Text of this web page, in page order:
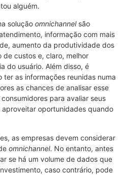
alguém.
solução omnichannelsão
informação com mais
aumento da produtividade dos
custos e, claro, melhor
do usuário. Além disso, é
ter as informações reunidas numa
as chances de analisar esse
para avaliar seus
oportunidades quando
as empresas devem considerar
omnichannel. No entanto, antes
se há um volume de dados que
caso contrário, pode